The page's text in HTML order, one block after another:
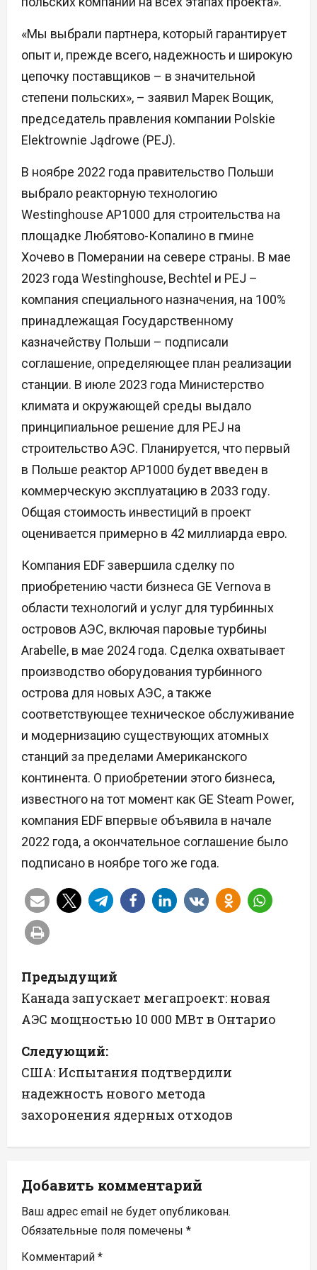
«Мы выбрали партнера, который гарантирует
опыт и, прежде всего, надежность и широкую
цепочку поставщиков – в значительной
степени польских», – заявил Марек Вощик,
председатель правления компании Polskie
Elektrownie Jądrowe (PEJ).
В ноябре 2022 года правительство Польши
выбрало реакторную технологию
Westinghouse AP1000 для строительства на
площадке Любятово-Копалино в гмине
Хочево в Померании на севере страны. В мае
2023 года Westinghouse, Bechtel и PEJ –
компания специального назначения, на 100%
принадлежащая Государственному
казначейству Польши – подписали
соглашение, определяющее план реализации
станции. В июле 2023 года Министерство
климата и окружающей среды выдало
принципиальное решение для PEJ на
строительство АЭС. Планируется, что первый
в Польше реактор AP1000 будет введен в
коммерческую эксплуатацию в 2033 году.
Общая стоимость инвестиций в проект
оценивается примерно в 42 миллиарда евро.
Компания EDF завершила сделку по
приобретению части бизнеса GE Vernova в
области технологий и услуг для турбинных
островов АЭС, включая паровые турбины
Arabelle, в мае 2024 года. Сделка охватывает
производство оборудования турбинного
острова для новых АЭС, а также
соответствующее техническое обслуживание
и модернизацию существующих атомных
станций за пределами Американского
континента. О приобретении этого бизнеса,
известного на тот момент как GE Steam Power,
компания EDF впервые объявила в начале
2022 года, а окончательное соглашение было
подписано в ноябре того же года.
Н
а
в
и
г
а
ц
и
я
п
Предыдущий
Канада запускает мегапроект: новая
АЭС мощностью 10 000 МВт в Онтарио
Следующий:
США: Испытания подтвердили
надежность нового метода
захоронения ядерных отходов
Добавить комментарий
Ваш адрес email не будет опубликован.
Обязательные поля помечены *
Комментарий *